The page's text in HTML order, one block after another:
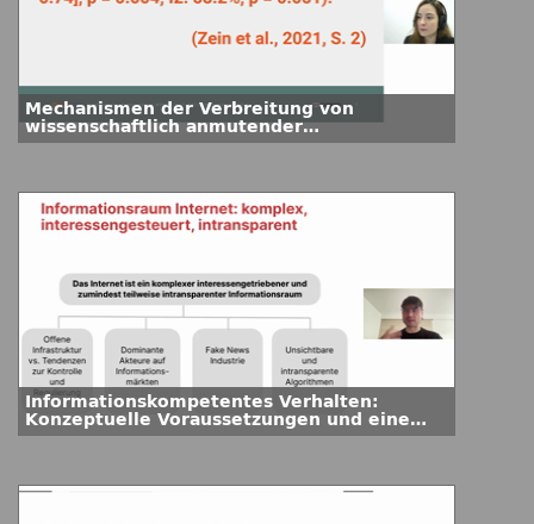
Mechanismen der Verbreitung von
wissenschaftlich anmutender
Desinformation
Informationskompetentes Verhalten:
Konzeptuelle Voraussetzungen und eine
einfache Bewertungsheuristik